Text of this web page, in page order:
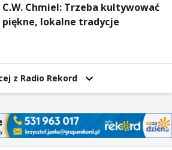
C.W. Chmiel: Trzeba kultywować
piękne, lokalne tradycje
z Radio Rekord